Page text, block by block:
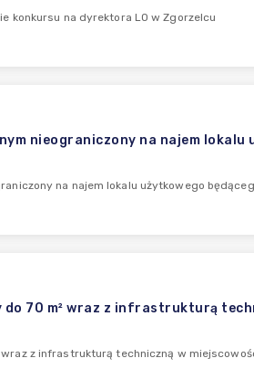
konkursu na dyrektora LO w Zgorzelcu
nieograniczony na najem lokalu
na najem lokalu użytkowego
70 m² wraz z infrastrukturą
z infrastrukturą techniczną w